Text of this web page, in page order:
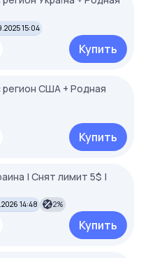
15:04
Купить
регион США + Родная
Купить
| Снят лимит 5$ |
14:48 2%
Купить